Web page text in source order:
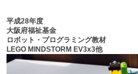
平成28年度
大阪府福祉基金
ロボット・プログラミング教材
LEGO MINDSTORM EV3x3他